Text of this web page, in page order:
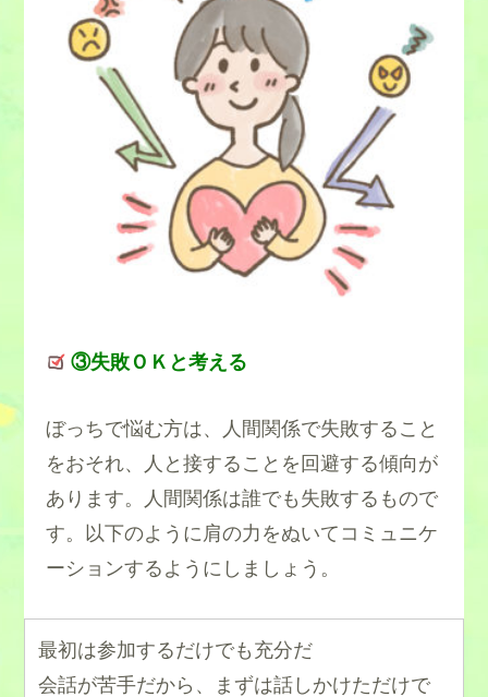
③失敗ＯＫと考える
ぼっちで悩む方は、人間関係で失敗すること
をおそれ、人と接することを回避する傾向が
あります。人間関係は誰でも失敗するもので
す。以下のように肩の力をぬいてコミュニケ
ーションするようにしましょう。
最初は参加するだけでも充分だ
会話が苦手だから、まずは話しかけただけで